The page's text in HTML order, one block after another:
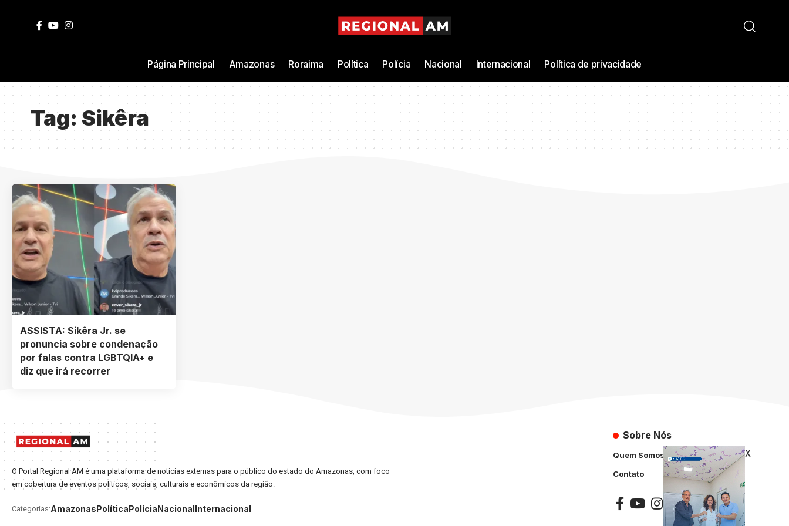
Página Principal Amazonas Roraima Política Polícia Nacional Internacional Política de privacidade
Tag: Sikêra
ASSISTA: Sikêra Jr. se
pronuncia sobre condenação
por falas contra LGBTQIA+ e
diz que irá recorrer
O Portal Regional AM é uma plataforma de notícias externas para o público do estado do Amazonas, com foco
em cobertura de eventos políticos, sociais, culturais e econômicos da região.
Categorias:AmazonasPolíticaPolíciaNacionalInternacional
Sobre Nós
Quem Somos
Contato
X